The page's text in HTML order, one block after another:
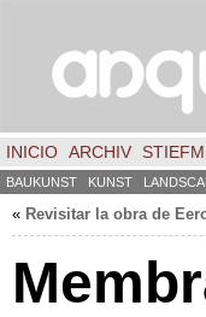
INICIO ARCHIV
BAUKUNST KUNST
« Revisitar la obra de